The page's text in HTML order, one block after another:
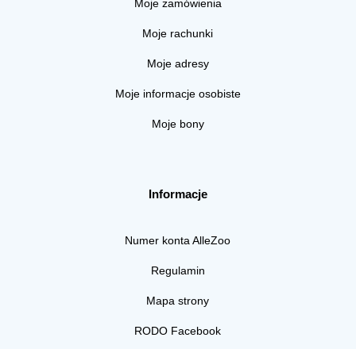
Moje zamówienia
Moje rachunki
Moje adresy
Moje informacje osobiste
Moje bony
Informacje
Numer konta AlleZoo
Regulamin
Mapa strony
RODO Facebook